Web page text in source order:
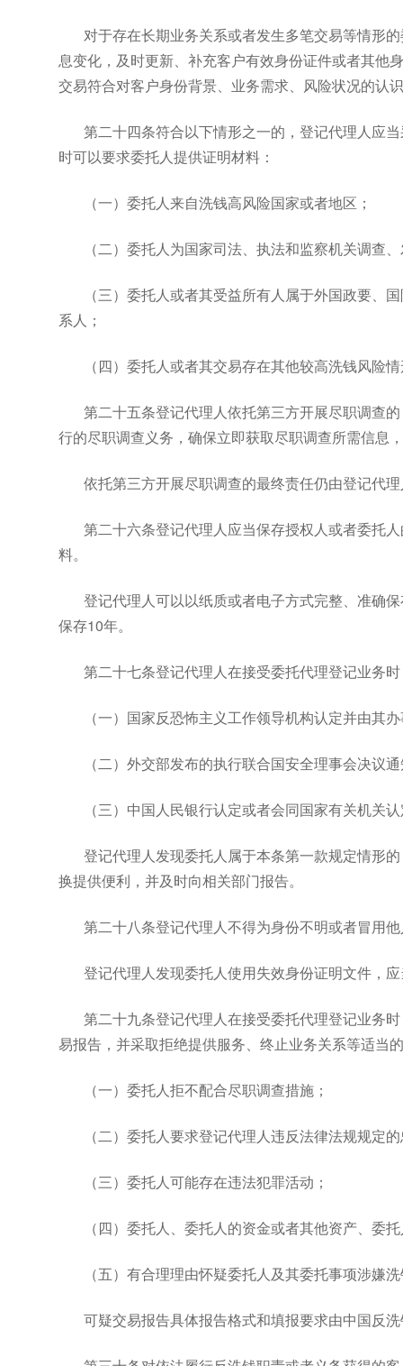
对于存在长期业务关系或者发生多笔交易等情形
息变化，及时更新、补充客户有效身份证件或者其他
交易符合对客户身份背景、业务需求、风险状况的认
第二十四条符合以下情形之一的，登记代理人应
时可以要求委托人提供证明材料：
（一）委托人来自洗钱高风险国家或者地区；
（二）委托人为国家司法、执法和监察机关调查
（三）委托人或者其受益所有人属于外国政要、
系人；
（四）委托人或者其交易存在其他较高洗钱风险
第二十五条登记代理人依托第三方开展尽职调查
行的尽职调查义务，确保立即获取尽职调查所需信息
依托第三方开展尽职调查的最终责任仍由登记代
第二十六条登记代理人应当保存授权人或者委托
料。
登记代理人可以以纸质或者电子方式完整、准确
保存10年。
第二十七条登记代理人在接受委托代理登记业务
（一）国家反恐怖主义工作领导机构认定并由其
（二）外交部发布的执行联合国安全理事会决议
（三）中国人民银行认定或者会同国家有关机关
登记代理人发现委托人属于本条第一款规定情形
换提供便利，并及时向相关部门报告。
第二十八条登记代理人不得为身份不明或者冒用
登记代理人发现委托人使用失效身份证明文件，
第二十九条登记代理人在接受委托代理登记业务
易报告，并采取拒绝提供服务、终止业务关系等适当
（一）委托人拒不配合尽职调查措施；
（二）委托人要求登记代理人违反法律法规规定
（三）委托人可能存在违法犯罪活动；
（四）委托人、委托人的资金或者其他资产、委
（五）有合理理由怀疑委托人及其委托事项涉嫌
可疑交易报告具体报告格式和填报要求由中国反